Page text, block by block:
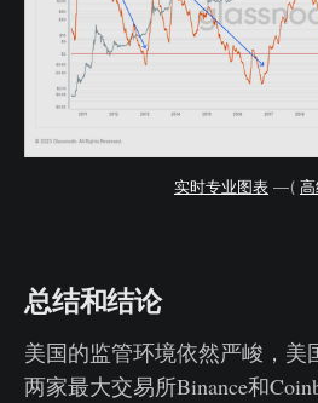
实时专业图表 —(
总结和结论
美国的监管环境依然严峻，美
两家最大交易所Binance和